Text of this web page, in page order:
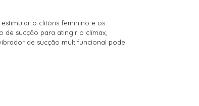
o clitóris feminino e os
de sucção para atingir o clímax,
de sucção multifuncional pode